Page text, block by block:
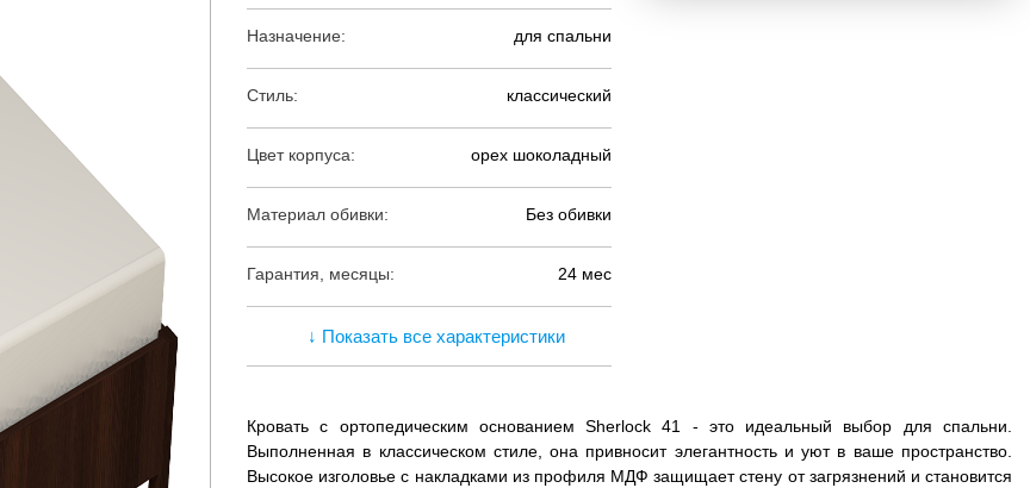
Назначение: для спальни
Стиль: классический
Цвет корпуса: орех шоколадный
Материал обивки: Без обивки
Гарантия, месяцы: 24 мес
↓ Показать все характеристики
Кровать с ортопедическим основанием Sherlock 41 - это идеальный выбор для спальни.
Выполненная в классическом стиле, она привносит элегантность и уют в ваше пространство.
Высокое изголовье с накладками из профиля МДФ защищает стену от загрязнений и становится